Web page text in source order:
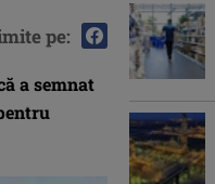
a semnat
pe: